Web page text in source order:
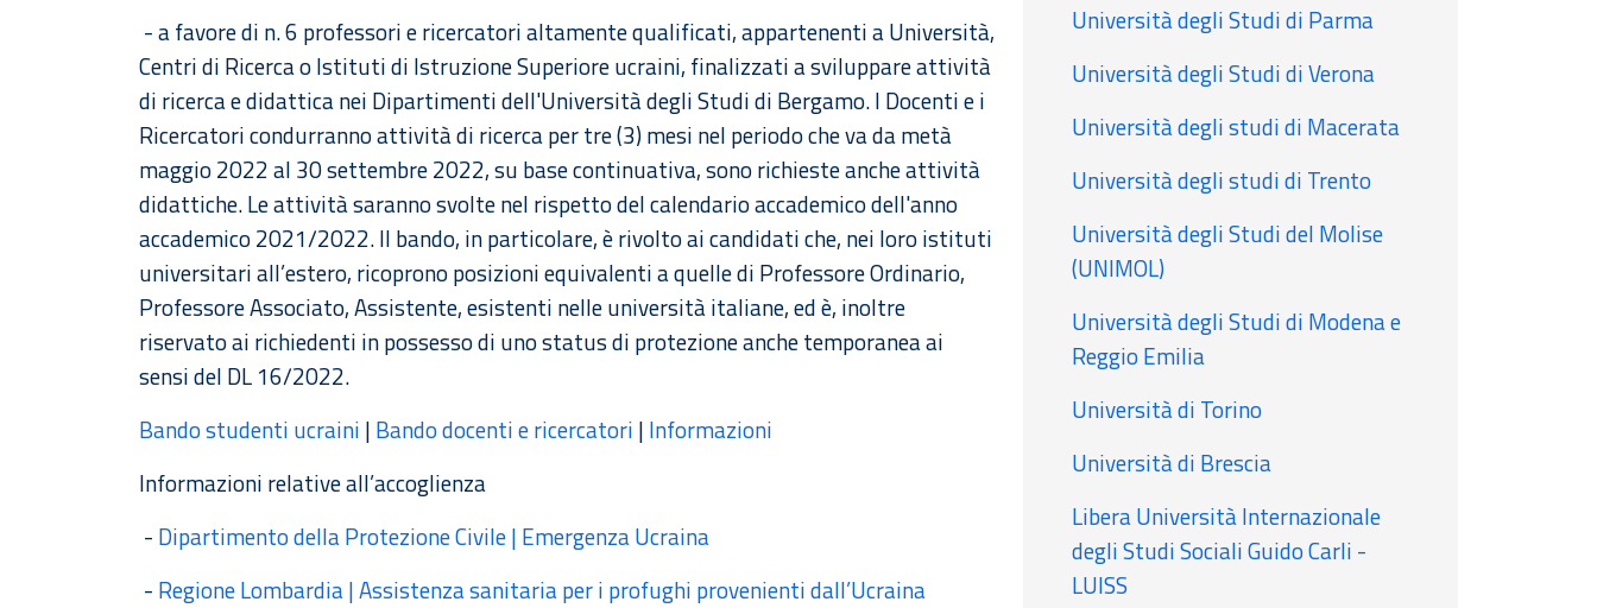
- a favore di n. 6 professori e ricercatori altamente qualificati, appartenenti a Università,
Centri di Ricerca o Istituti di Istruzione Superiore ucraini, finalizzati a sviluppare attività
di ricerca e didattica nei Dipartimenti dell'Università degli Studi di Bergamo. I Docenti e i
Ricercatori condurranno attività di ricerca per tre (3) mesi nel periodo che va da metà
maggio 2022 al 30 settembre 2022, su base continuativa, sono richieste anche attività
didattiche. Le attività saranno svolte nel rispetto del calendario accademico dell'anno
accademico 2021/2022. Il bando, in particolare, è rivolto ai candidati che, nei loro istituti
universitari all’estero, ricoprono posizioni equivalenti a quelle di Professore Ordinario,
Professore Associato, Assistente, esistenti nelle università italiane, ed è, inoltre
riservato ai richiedenti in possesso di uno status di protezione anche temporanea ai
sensi del DL 16/2022.
Bando studenti ucraini | Bando docenti e ricercatori | Informazioni
Informazioni relative all’accoglienza
- Dipartimento della Protezione Civile | Emergenza Ucraina
- Regione Lombardia | Assistenza sanitaria per i profughi provenienti dall’Ucraina
Università degli Studi di Parma
Università degli Studi di Verona
Università degli studi di Macerata
Università degli studi di Trento
Università degli Studi del Molise
(UNIMOL)
Università degli Studi di Modena e
Reggio Emilia
Università di Torino
Università di Brescia
Libera Università Internazionale
degli Studi Sociali Guido Carli -
LUISS